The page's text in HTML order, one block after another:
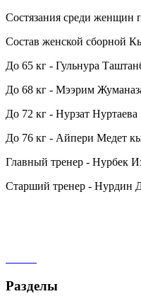
Состязания среди женщин
Состав женской сборной
До 65 кг - Гульнура
До 68 кг - Мээрим
До 72 кг - Нурзат Нуртаева
До 76 кг - Айпери Медет
Главный тренер - Нурбек
Старший тренер - Нурдин
Разделы